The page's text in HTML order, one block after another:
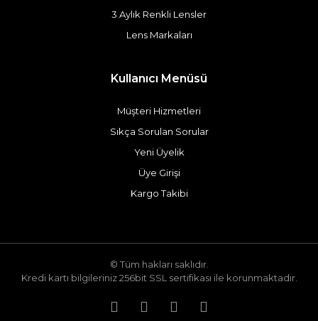
3 Aylık Renkli Lensler
Lens Markaları
Kullanıcı Menüsü
Müşteri Hizmetleri
Sıkça Sorulan Sorular
Yeni Üyelik
Üye Girişi
Kargo Takibi
© Tüm hakları saklıdır.
Kredi kartı bilgileriniz 256bit SSL sertifikası ile korunmaktadır.